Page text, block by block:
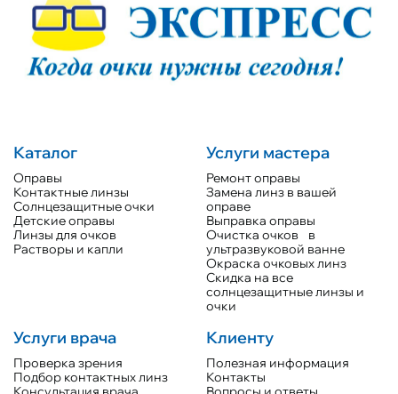
Каталог
Оправы
Контактные линзы
Солнцезащитные очки
Детские оправы
Линзы для очков
Растворы и капли
Услуги мастера
Ремонт оправы
Замена линз в вашей
оправе
Выправка оправы
Очистка очков в
ультразвуковой ванне
Окраска очковых линз
Скидка на все
солнцезащитные линзы и
очки
Услуги врача
Проверка зрения
Подбор контактных линз
Клиенту
Полезная информация
Контакты